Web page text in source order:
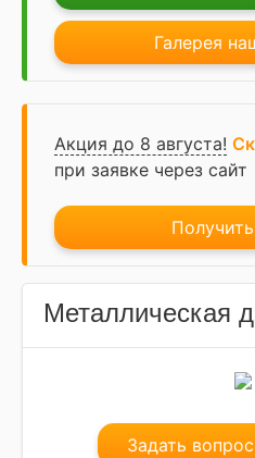
Галерея
Акция до 8 августа!
при заявке через сайт
Металлическая
Задать